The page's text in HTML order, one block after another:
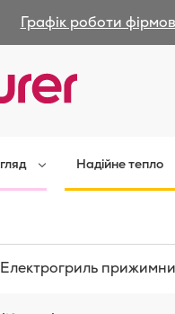
Графік роботи
Надійне тепло
Електрогриль